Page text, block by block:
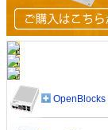
OpenBlocks